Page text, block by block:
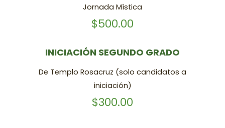
Jornada Mística
$500.00
INICIACIÓN SEGUNDO GRADO
De Templo Rosacruz (solo candidatos a
iniciación)
$300.00